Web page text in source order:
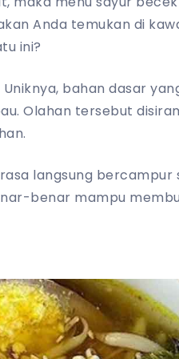
Anda temukan di
ini?
bahan dasar
Olahan tersebut
langsung
benar mampu